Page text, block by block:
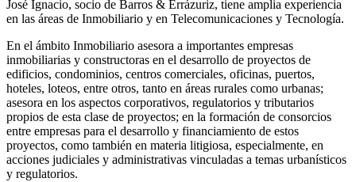
José Ignacio, socio de Barros & Errázuriz, tiene amplia experiencia
en las áreas de Inmobiliario y en Telecomunicaciones y Tecnología.
En el ámbito Inmobiliario asesora a importantes empresas
inmobiliarias y constructoras en el desarrollo de proyectos de
edificios, condominios, centros comerciales, oficinas, puertos,
hoteles, loteos, entre otros, tanto en áreas rurales como urbanas;
asesora en los aspectos corporativos, regulatorios y tributarios
propios de esta clase de proyectos; en la formación de consorcios
entre empresas para el desarrollo y financiamiento de estos
proyectos, como también en materia litigiosa, especialmente, en
acciones judiciales y administrativas vinculadas a temas urbanísticos
y regulatorios.